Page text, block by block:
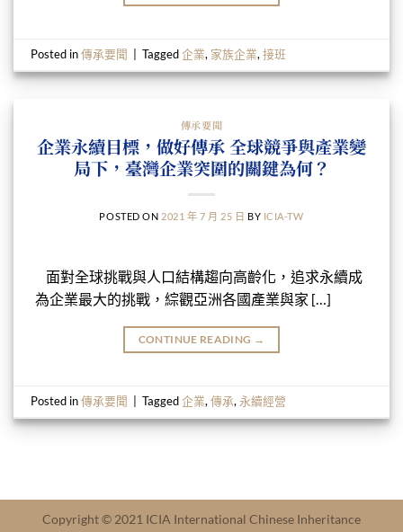
Posted in傳承要聞 Tagged企業, 家族企業,接班
傳承要聞
企業永續目標，做好傳承 全球競爭與產業變
局下，臺灣企業突圍的關鍵為何？
POSTED ON 2021 年 7 月 25 日 BY ICIA-TW
面對全球挑戰與人口結構趨向高齡化，追求永續成
為企業最大的挑戰，綜觀亞洲各國產業與家 […]
CONTINUE READING →
Posted in傳承要聞 Tagged企業,傳承,永續經營
Copyright © 2021 ICIA International Chinese Inheritance